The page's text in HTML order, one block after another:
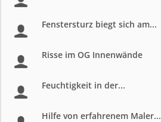
Fenstersturz biegt sich am...
Risse im OG Innenwände
Feuchtigkeit in der...
Hilfe von erfahrenem Maler...